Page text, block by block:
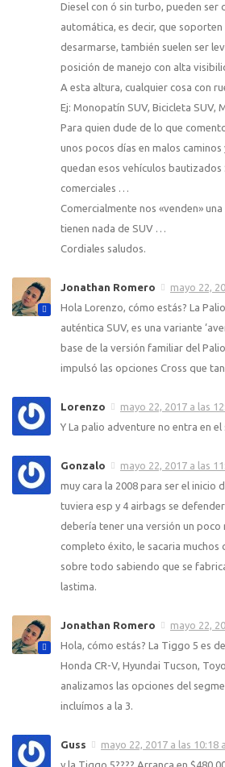
Diesel con ó sin turbo, pueden ser
automática, es decir, que soporten
desarmarse, también suelen ser
posición de manejo con alta
A esta altura, cualquier cosa con
Ej: Monopatín SUV, Bicicleta SUV,
Para quien dude de lo que
unos pocos días en malos
quedan esos vehículos bautizados
comerciales …
Comercialmente nos «venden»
tienen nada de SUV …
Cordiales saludos.
Jonathan Romero
mayo 22,
Hola Lorenzo, cómo estás? La
auténtica SUV, es una variante
base de la versión familiar del
impulsó las opciones Cross que
Lorenzo
mayo 22, 2017 a las
Y La palio adventure no entra en el
Gonzalo
mayo 22, 2017 a las
muy cara la 2008 para ser el inicio
tuviera esp y 4 airbags se
debería tener una versión un poco
completo éxito, le sacaria muchos
sobre todo sabiendo que se
lastima.
Jonathan Romero
mayo 22,
Hola, cómo estás? La Tiggo 5 es
Honda CR-V, Hyundai Tucson,
analizamos las opciones del
incluímos a la 3.
Guss
mayo 22, 2017 a las 10:18